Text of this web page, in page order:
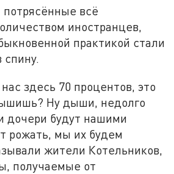
всё
иностранцев,
практикой стали
спину.
здесь 70 процентов, это
Ну дыши, недолго
дочери будут нашими
рожать, мы их будем
жители Котельников,
получаемые от